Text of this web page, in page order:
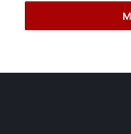
Polícia Federal no